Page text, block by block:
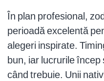
În plan profesional,
perioadă excelentă
alegeri inspirate.
bun, iar lucrurile
când trebuie. Unii